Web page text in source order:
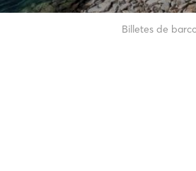
Billetes de